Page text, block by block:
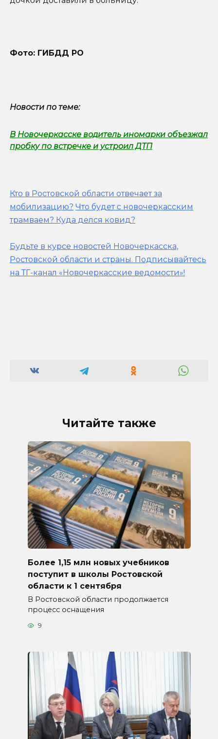
Фото: ГИБДД РО
Новости по теме:
В Новочеркасске водитель иномарки объезжал
пробку по встречке и устроил ДТП
Кто в Ростовской области отвечает за
мобилизацию? Что будет с новочеркасским
трамваем? Куда делся ковид?
Будьте в курсе новостей Новочеркасска,
Ростовской области и страны. Подписывайтесь
на ТГ-канал «Новочеркасские ведомости»!
Читайте также
Более 1,15 млн новых учебников
поступит в школы Ростовской
области к 1 сентября
В Ростовской области продолжается
процесс оснащения
9